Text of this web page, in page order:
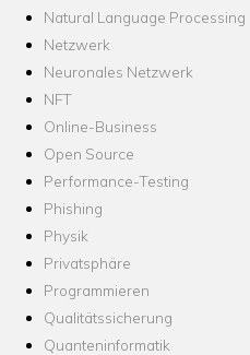
Natural Language Processing
Netzwerk
Neuronales Netzwerk
NFT
Online-Business
Open Source
Performance-Testing
Phishing
Physik
Privatsphäre
Programmieren
Qualitätssicherung
Quanteninformatik